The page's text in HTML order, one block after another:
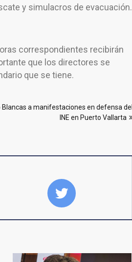
y simulacros de evacuación.
correspondientes recibirán
que los directores se
que se tiene.
Blancas a manifestaciones en defensa del
INE en Puerto Vallarta